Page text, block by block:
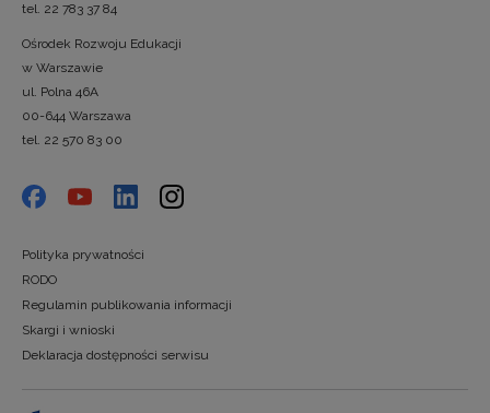
tel. 22 783 37 84
Ośrodek Rozwoju Edukacji
w Warszawie
ul. Polna 46A
00-644 Warszawa
tel. 22 570 83 00
Polityka prywatności
RODO
Regulamin publikowania informacji
Skargi i wnioski
Deklaracja dostępności serwisu